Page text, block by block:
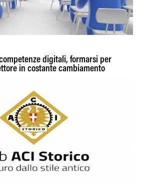
digitali, formarsi per
in costante cambiamento